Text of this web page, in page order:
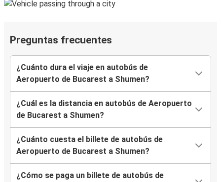
Preguntas frecuentes
¿Cuánto dura el viaje en autobús de
Aeropuerto de Bucarest a Shumen?
¿Cuál es la distancia en autobús de Aeropuerto
de Bucarest a Shumen?
¿Cuánto cuesta el billete de autobús de
Aeropuerto de Bucarest a Shumen?
¿Cómo se paga un billete de autobús de